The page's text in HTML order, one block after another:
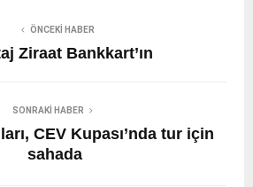
ÖNCEKI HABER
Ziraat Bankkart’ın
SONRAKI HABER
CEV Kupası’nda tur için
sahada